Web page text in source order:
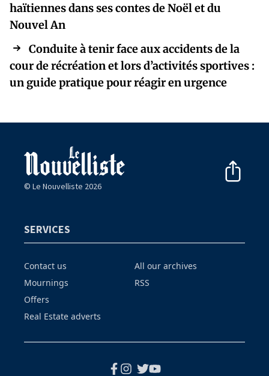
haïtiennes dans ses contes de Noël et du
Nouvel An
Conduite à tenir face aux accidents de la
cour de récréation et lors d’activités sportives :
un guide pratique pour réagir en urgence
© Le Nouvelliste 2026
SERVICES
Contact us
Mournings
Offers
Real Estate adverts
All our archives
RSS